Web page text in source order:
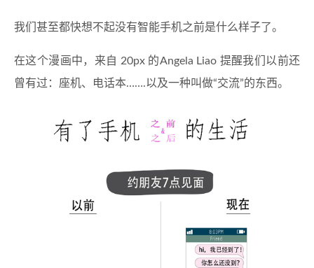
我们甚至都快想不起没有智能手机之前是什么样子了。
在这个漫画中，来自 20px 的Angela Liao 提醒我们以前还
曾有过：座机、电话本…….以及一种叫做“交流”的东西。